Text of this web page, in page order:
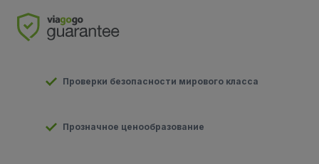
Проверки безопасности мирового класса
Прозначное ценообразование